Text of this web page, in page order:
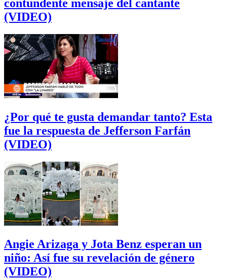
contundente mensaje del cantante
(VIDEO)
¿Por qué te gusta demandar tanto? Esta
fue la respuesta de Jefferson Farfán
(VIDEO)
Angie Arizaga y Jota Benz esperan un
niño: Así fue su revelación de género
(VIDEO)